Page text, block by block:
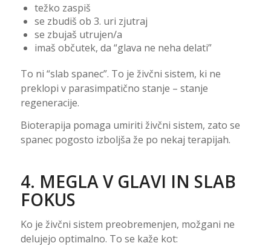
težko zaspiš
se zbudiš ob 3. uri zjutraj
se zbujaš utrujen/a
imaš občutek, da “glava ne neha delati”
To ni “slab spanec”. To je živčni sistem, ki ne
preklopi v parasimpatično stanje – stanje
regeneracije.
Bioterapija pomaga umiriti živčni sistem, zato se
spanec pogosto izboljša že po nekaj terapijah.
4. MEGLA V GLAVI IN SLAB
FOKUS
Ko je živčni sistem preobremenjen, možgani ne
delujejo optimalno. To se kaže kot: